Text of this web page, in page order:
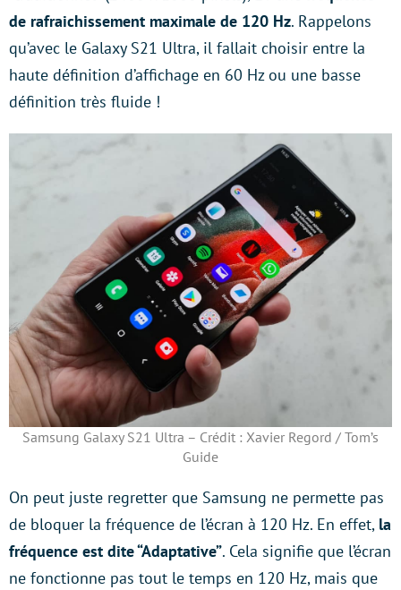
de rafraichissement maximale de 120 Hz. Rappelons
qu’avec le Galaxy S21 Ultra, il fallait choisir entre la
haute définition d’affichage en 60 Hz ou une basse
définition très fluide !
Samsung Galaxy S21 Ultra – Crédit : Xavier Regord / Tom’s
Guide
On peut juste regretter que Samsung ne permette pas
de bloquer la fréquence de l’écran à 120 Hz. En effet, la
fréquence est dite “Adaptative”. Cela signifie que l’écran
ne fonctionne pas tout le temps en 120 Hz, mais que